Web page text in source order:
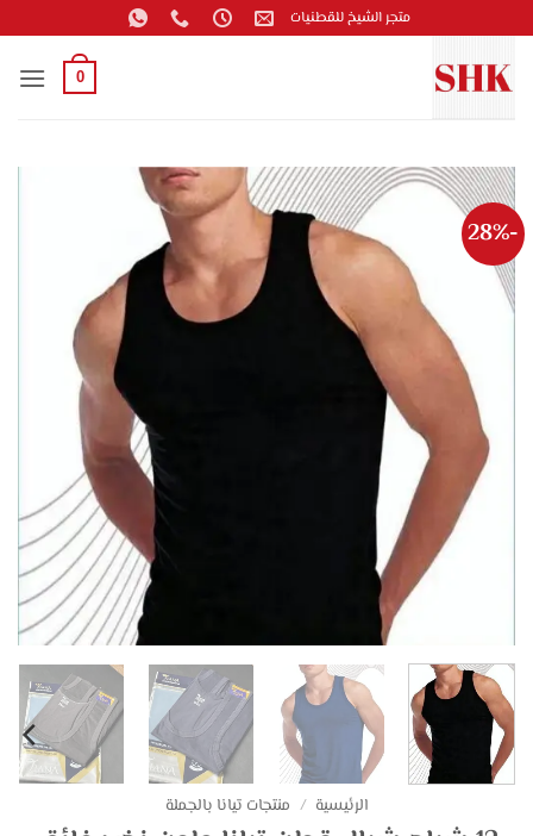
للمحتوى
متجر الشيخ للقطنيات
0
-28%
الرئيسية / منتجات تيانا بالجملة